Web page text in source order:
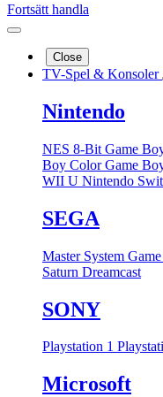
Fortsätt handla
Close
TV-Spel & Konsoler
Nintendo
NES 8-Bit Game
Boy ColorGame
WII U Nintendo
SEGA
Master System
Saturn Dreamcast
SONY
Playstation 1
Microsoft